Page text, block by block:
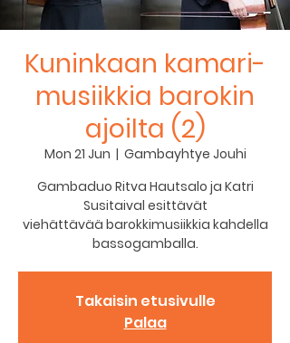
Kuninkaan kamari-
musiikkia barokin
ajoilta (2)
Mon 21 Jun
  |
Gambayhtye Jouhi
Gambaduo Ritva Hautsalo ja Katri
Susitaival esittävät
viehättävää barokkimusiikkia kahdella
bassogamballa.
Takaisin etusivulle
Palaa